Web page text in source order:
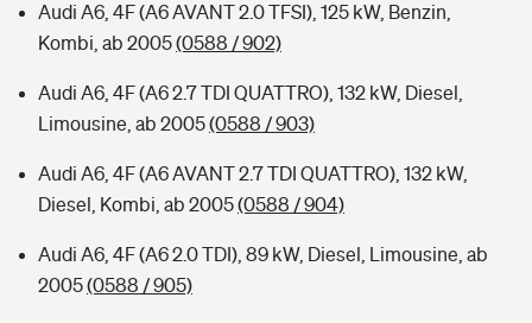
Audi A6, 4F (A6 AVANT 2.0 TFSI), 125 kW, Benzin,
Kombi, ab 2005(0588 / 902)
Audi A6, 4F (A6 2.7 TDI QUATTRO), 132 kW, Diesel,
Limousine, ab 2005(0588 / 903)
Audi A6, 4F (A6 AVANT 2.7 TDI QUATTRO), 132 kW,
Diesel, Kombi, ab 2005(0588 / 904)
Audi A6, 4F (A6 2.0 TDI), 89 kW, Diesel, Limousine, ab
2005(0588 / 905)